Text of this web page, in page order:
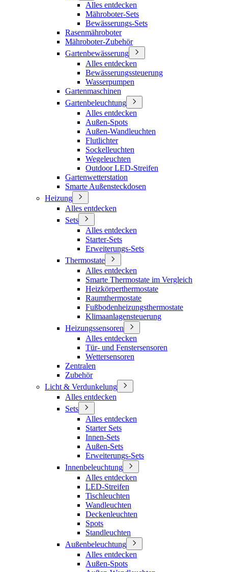
Alles entdecken
Mähroboter-Sets
Bewässerungs-Sets
Rasenmähroboter
Mähroboter-Zubehör
Gartenbewässerung
Alles entdecken
Bewässerungssteuerung
Wasserpumpen
Gartenmaschinen
Gartenbeleuchtung
Alles entdecken
Außen-Spots
Außen-Wandleuchten
Flutlichter
Sockelleuchten
Wegeleuchten
Outdoor LED-Streifen
Gartenwetterstation
Smarte Außensteckdosen
Heizung
Alles entdecken
Sets
Alles entdecken
Starter-Sets
Erweiterungs-Sets
Thermostate
Alles entdecken
Smarte Thermostate im Vergleich
Heizkörperthermostate
Raumthermostate
Fußbodenheizungsthermostate
Klimaanlagensteuerung
Heizungssensoren
Alles entdecken
Tür- und Fenstersensoren
Wettersensoren
Zentralen
Zubehör
Licht & Verdunkelung
Alles entdecken
Sets
Alles entdecken
Starter Sets
Innen-Sets
Außen-Sets
Erweiterungs-Sets
Innenbeleuchtung
Alles entdecken
LED-Streifen
Tischleuchten
Wandleuchten
Deckenleuchten
Spots
Standleuchten
Außenbeleuchtung
Alles entdecken
Außen-Spots